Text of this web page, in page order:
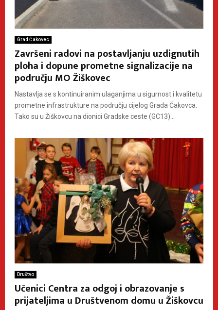
Grad Čakovec
Završeni radovi na postavljanju uzdignutih
ploha i dopune prometne signalizacije na
području MO Žiškovec
Nastavlja se s kontinuiranim ulaganjima u sigurnost i kvalitetu
prometne infrastrukture na području cijelog Grada Čakovca.
Tako su u Žiškovcu na dionici Gradske ceste (GC13)...
Društvo
Učenici Centra za odgoj i obrazovanje s
prijateljima u Društvenom domu u Žiškovcu